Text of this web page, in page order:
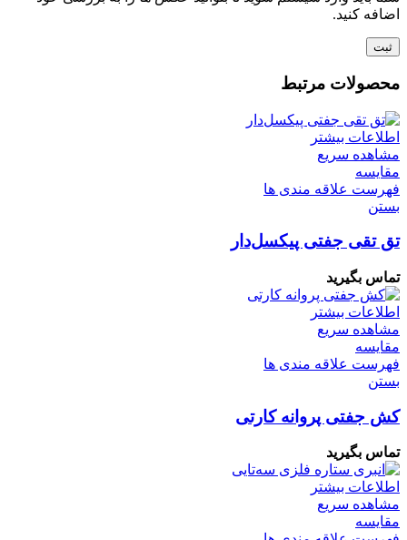
اضافه کنید.
محصولات مرتبط
اطلاعات بیشتر
مشاهده سریع
مقایسه
فهرست علاقه مندی ها
بستن
تق تقی جفتی پیکسل‌دار
تماس بگیرید
اطلاعات بیشتر
مشاهده سریع
مقایسه
فهرست علاقه مندی ها
بستن
کش جفتی پروانه کارتی
تماس بگیرید
اطلاعات بیشتر
مشاهده سریع
مقایسه